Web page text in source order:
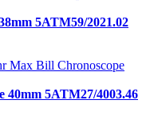
5ATM59/2021.02
40mm 5ATM27/4003.46